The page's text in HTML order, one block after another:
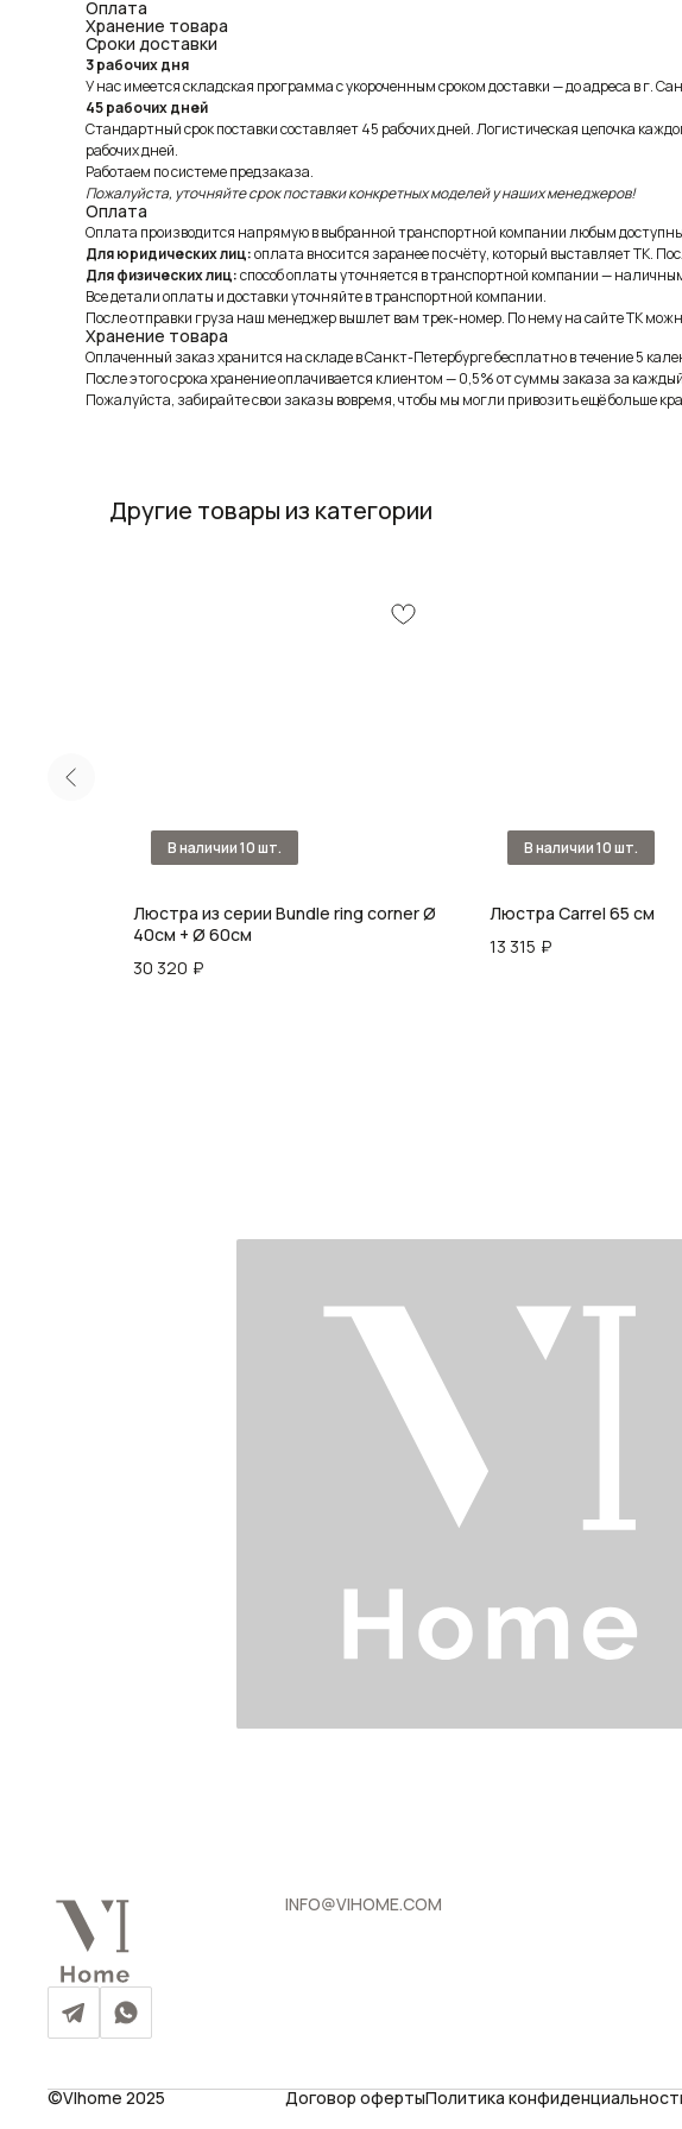
Оплата
Хранение товара
Сроки доставки
3 рабочих дня
У нас имеется складская программа с укороченным сроком доставки — до адреса в г.
45 рабочих дней
Стандартный срок поставки составляет 45 рабочих дней. Логистическая цепочка
рабочих дней.
Работаем по системе предзаказа.
Пожалуйста, уточняйте срок поставки конкретных моделей у наших менеджеров!
Оплата
Оплата производится напрямую в выбранной транспортной компании любым
Для юридических лиц:оплата вносится заранее по счёту, который выставляет ТК.
Для физических лиц:способ оплаты уточняется в транспортной компании —
Все детали оплаты и доставки уточняйте в транспортной компании.
После отправки груза наш менеджер вышлет вам трек-номер. По нему на сайте ТК
Хранение товара
Оплаченный заказ хранится на складе в Санкт-Петербурге бесплатно в течение 5
После этого срока хранение оплачивается клиентом — 0,5% от суммы заказа за
Пожалуйста, забирайте свои заказы вовремя, чтобы мы могли привозить ещё больше
Другие товары из категории
Люстра из серии Bundle ring corner Ø
40см + Ø 60см
30 320 ₽
Люстра Carrel 65 см
13 315 ₽
INFO@VIHOME.COM
©VIhome 2025 Договор офертыПолитика